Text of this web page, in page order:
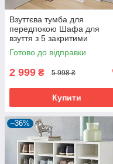
Взуттєва тумба для
передпокою Шафа для
взуття з 5 закритими
відділеннями
Готово до відправки
2 999 ₴ 5 998 ₴
Купити
–36%